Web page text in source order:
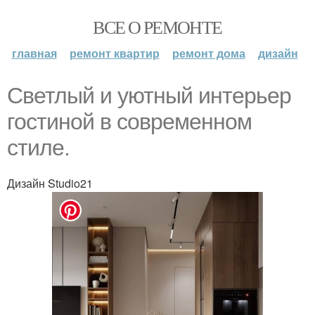
ВСЕ О РЕМОНТЕ
главная ремонт квартир ремонт дома дизайн
Светлый и уютный интерьер
гостиной в современном
стиле.
Дизайн Studio21